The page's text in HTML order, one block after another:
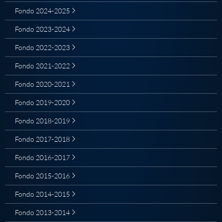
Fondo 2024-2025
Fondo 2023-2024
Fondo 2022-2023
Fondo 2021-2022
Fondo 2020-2021
Fondo 2019-2020
Fondo 2018-2019
Fondo 2017-2018
Fondo 2016-2017
Fondo 2015-2016
Fondo 2014-2015
Fondo 2013-2014